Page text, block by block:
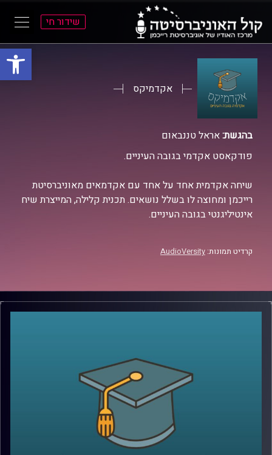
פתח
שידור חי
אקדמיקס
בהגשת:אראל טננבאום
פודקאסט אקדמי בגובה העיניים.
שיחה אקדמית אחד על אחד עם אקדמאים מאוניברסיטת
רייכמן ומחוצה לו בשלל נושאים. תכנית קלילה, המייצרת שיח
אינטיליגנטי בגובה העיניים.
קרדיט תמונות: AudioVersity